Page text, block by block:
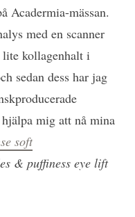
Acadermia-mässan.
med en scanner
lite kollagenhalt i
sedan dess har jag
hjälpa mig att nå mina
soft
& puffiness eye lift